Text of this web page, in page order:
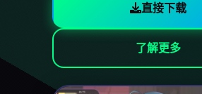
直接下载
了解更多